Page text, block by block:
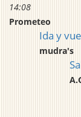
14:08
Prometeo
Ida y
mudra's